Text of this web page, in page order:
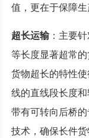
值，更在于保障
超长运输：主要
等长度显著超常的
货物超长的特性
线的直线段长度
带有可转向后桥
技术，确保长件